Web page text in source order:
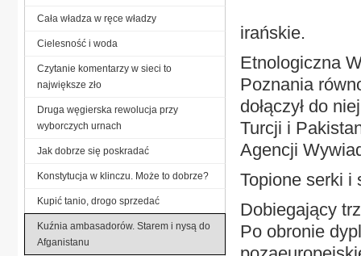
irańskie.
Etnologiczna
Poznania
dołączył do
Turcji i
Agencji
Topione serki i
Dobiegający
Po obronie
Cała władza w ręce władzy
Cielesność i woda
Czytanie komentarzy w sieci to
największe zło
Druga węgierska rewolucja przy
wyborczych urnach
Jak dobrze się poskradać
Konstytucja w klinczu. Może to dobrze?
Kupić tanio, drogo sprzedać
Kuźnia ambasadorów. Starem i nysą do
Afganistanu